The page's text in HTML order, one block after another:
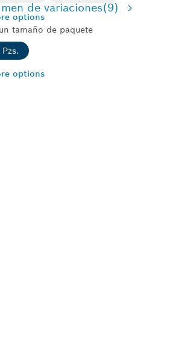
options
tamaño de paquete
options
de variaciones(9)